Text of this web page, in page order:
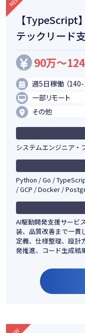
【TypeScript
テックリード
90万～
週5日稼働 （140-
一部リモート
その他
システムエンジニア・
Python / Go /
/ GCP / Docker /
AI駆動開発支援サービ
装、品質改善まで一貫
定義、仕様整理、設計
発推進、コード生成結